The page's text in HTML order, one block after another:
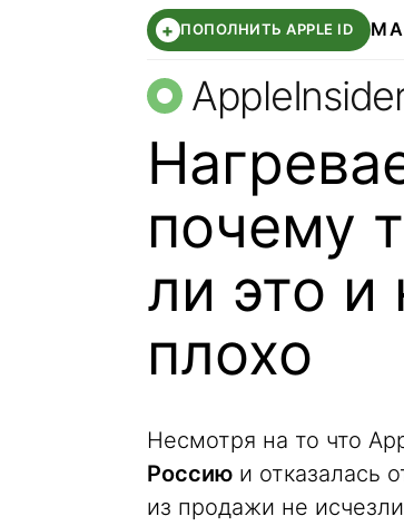
+ ПОПОЛНИТЬ APPLE ID
почему
ли это и
плохо
Несмотря на то что
Россию и отказалась
из продажи не